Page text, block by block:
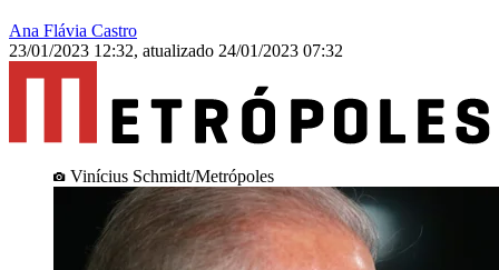
Ana Flávia Castro
23/01/2023 12:32, atualizado 24/01/2023 07:32
Vinícius Schmidt/Metrópoles